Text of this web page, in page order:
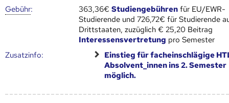
Gebühr: 363,36€Studiengebühren für EU/EWR-
Studierende und 726,72€ für Studierende
Drittstaaten, zuzüglich € 25,20 Beitrag
Interessensvertretung pro Semester
Zusatz­info:
Einstieg für facheinschlägige
Absolvent_innen ins 2. Semester
möglich.